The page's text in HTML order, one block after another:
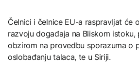
Čelnici i čelnice EU-a raspravljat će
razvoju događaja na Bliskom istoku,
obzirom na provedbu sporazuma o
oslobađanju talaca, te u Siriji.